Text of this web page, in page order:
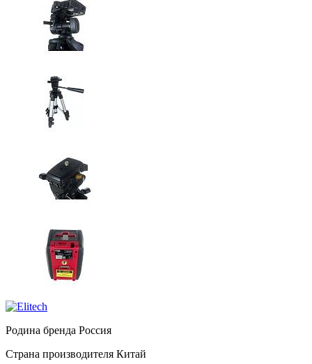
Родина бренда Россия
Страна производителя Китай